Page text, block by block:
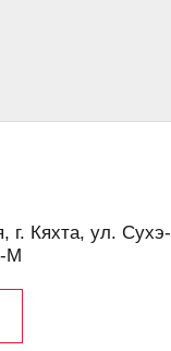
г. Кяхта, ул. Сухэ-
М